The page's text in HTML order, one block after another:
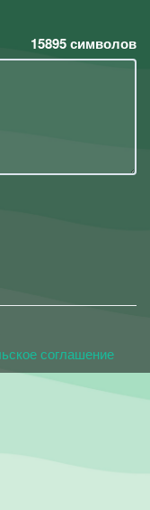
15895символов
соглашение